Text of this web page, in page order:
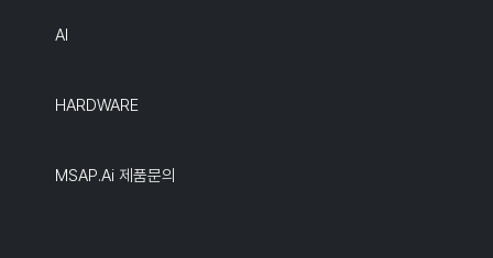
AI
HARDWARE
MSAP.ai 제품문의